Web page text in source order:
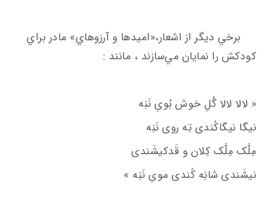
برخي ديگر از اشعار،«امیدها و آرزوهاي» مادر براي
كودكش را نمايان‌ مي‌سازند ، مانند :
« لالا لالا گُلِ خوش بُویِ نَنِه
نیگا نیگاکُندی تِه روی نَنِه
مِلَّک مِلَّک کِلان و قَدکیشَندی
نیشَندی شانِه کُندی مویِ نَنِه »